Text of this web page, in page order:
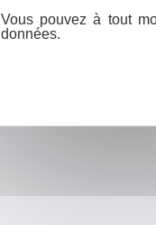
Vous pouvez à tout
données.